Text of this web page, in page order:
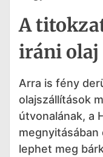
A
iráni olaj
Arra is fény
olajszállítások
útvonalának, a
megnyitásában
lephet meg